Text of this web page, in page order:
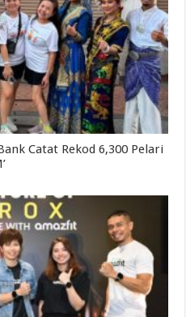
Catat Rekod 6,300 Pelari